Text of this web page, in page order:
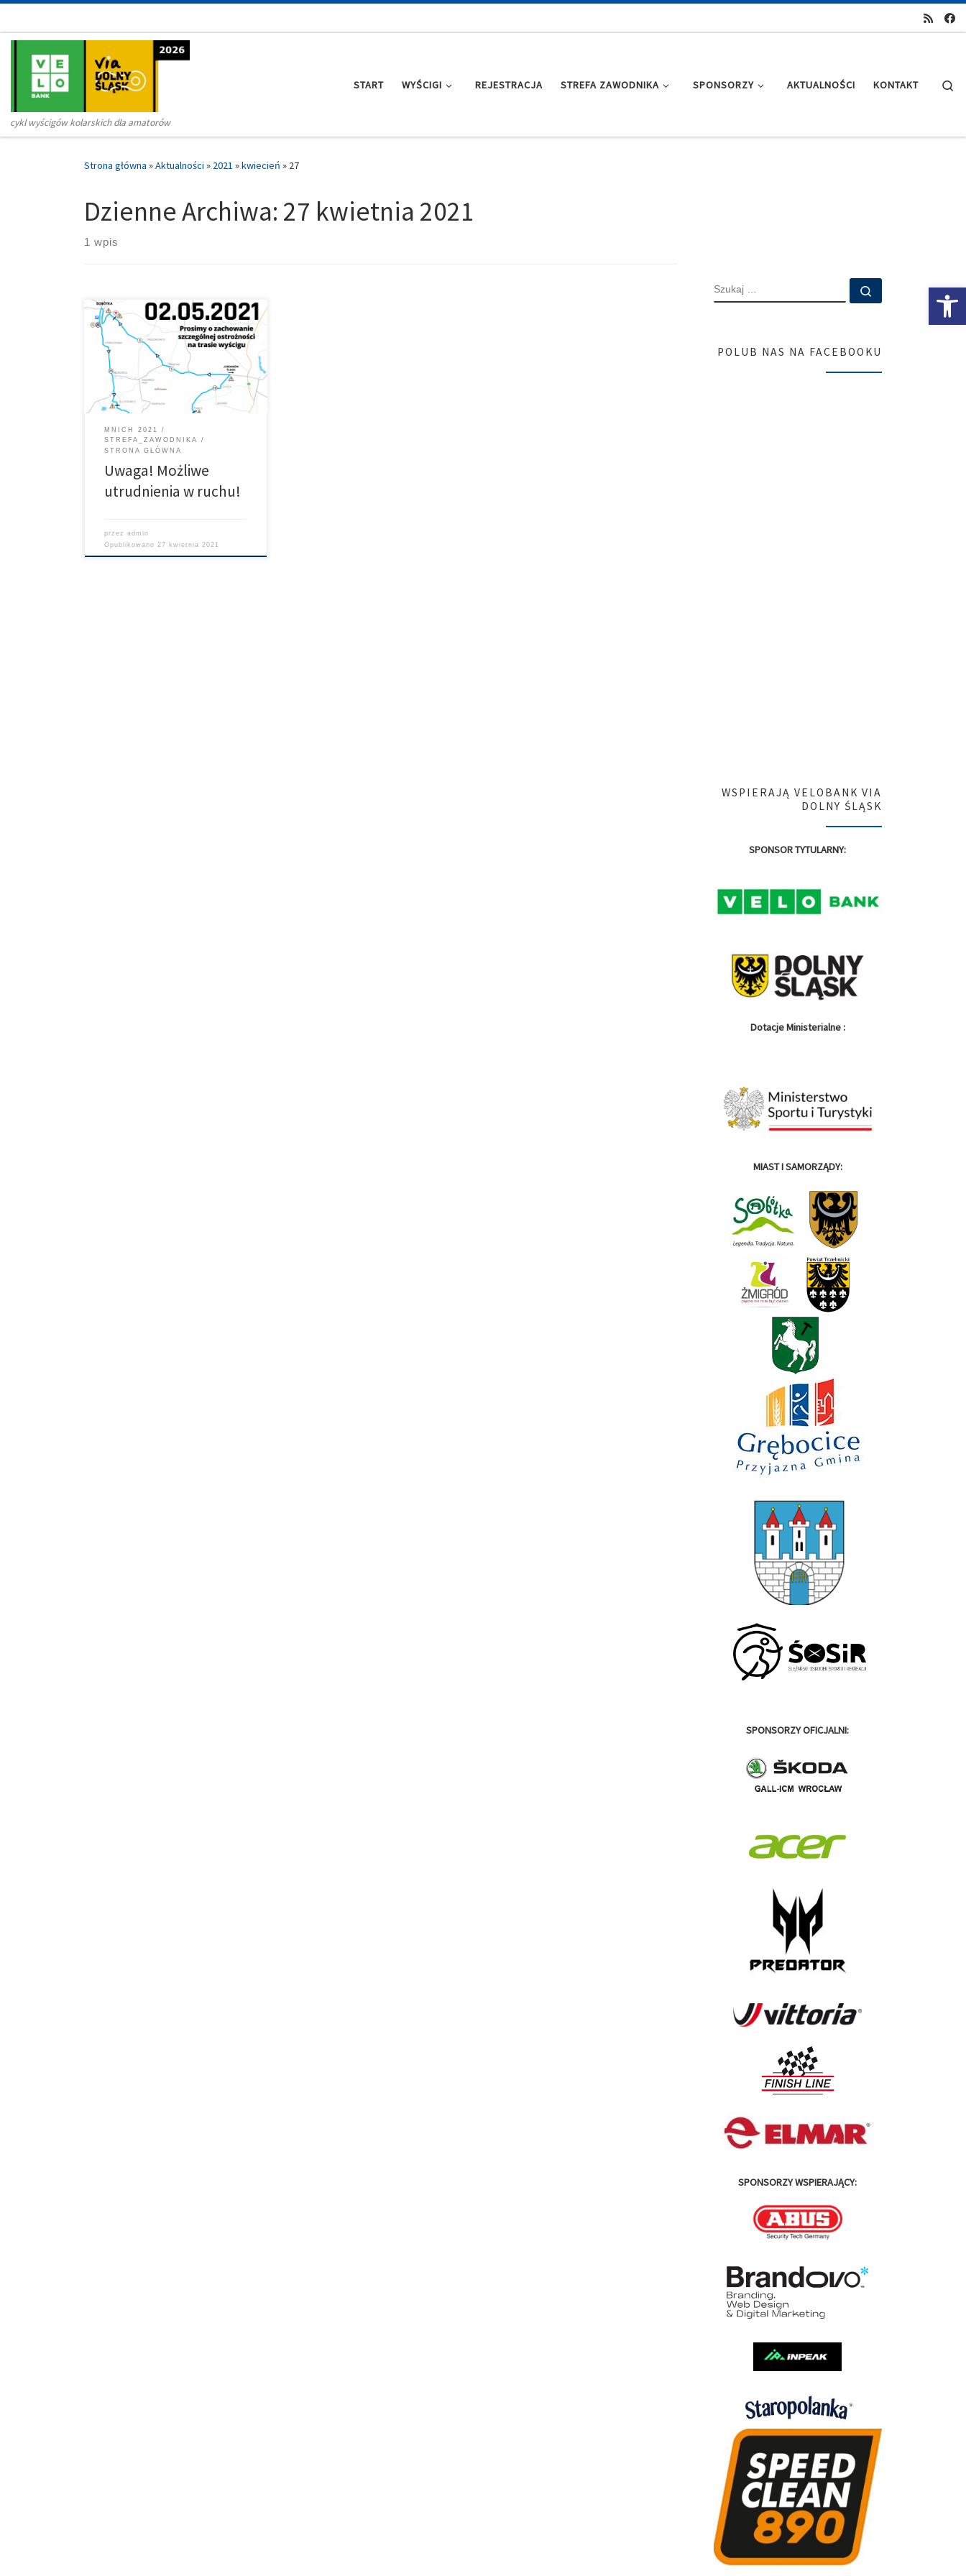
cykl wyścigów kolarskich dla amatorów
START WYŚCIGI REJESTRACJA STREFA ZAWODNIKA SPONSORZY AKTUALNOŚCI KONTAKT
Strona główna »Aktualności » 2021 »kwiecień » 27
Dzienne Archiwa: 27 kwietnia 2021
1 wpis
MNICH 2021
STREFA_ZAWODNIKA
STRONA GŁÓWNA
Uwaga! Możliwe
utrudnienia w ruchu!
przezadmin
Opublikowano27 kwietnia 2021
SZUKAJ
POLUB NAS NA FACEBOOKU
WSPIERAJĄ VELOBANK VIA
DOLNY ŚLĄSK
SPONSOR TYTULARNY:
Dotacje Ministerialne :
MIAST I SAMORZĄDY:
SPONSORZY OFICJALNI:
SPONSORZY WSPIERAJĄCY: